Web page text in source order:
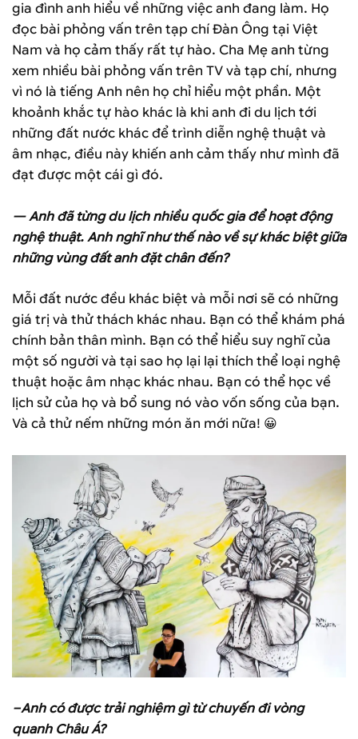
gia đình anh hiểu về những việc anh đang làm. Họ
đọc bài phỏng vấn trên tạp chí Đàn Ông tại Việt
Nam và họ cảm thấy rất tự hào. Cha Mẹ anh từng
xem nhiều bài phỏng vấn trên TV và tạp chí, nhưng
vì nó là tiếng Anh nên họ chỉ hiểu một phần. Một
khoảnh khắc tự hào khác là khi anh đi du lịch tới
những đất nước khác để trình diễn nghệ thuật và
âm nhạc, điều này khiến anh cảm thấy như mình đã
đạt được một cái gì đó.
— Anh đã từng du lịch nhiều quốc gia để hoạt động
nghệ thuật. Anh nghĩ như thế nào về sự khác biệt giữa
những vùng đất anh đặt chân đến?
Mỗi đất nước đều khác biệt và mỗi nơi sẽ có những
giá trị và thử thách khác nhau. Bạn có thể khám phá
chính bản thân mình. Bạn có thể hiểu suy nghĩ của
một số người và tại sao họ lại lại thích thể loại nghệ
thuật hoặc âm nhạc khác nhau. Bạn có thể học về
lịch sử của họ và bổ sung nó vào vốn sống của bạn.
Và cả thử nếm những món ăn mới nữa! 😀
–Anh có được trải nghiệm gì từ chuyến đi vòng
quanh Châu Á?